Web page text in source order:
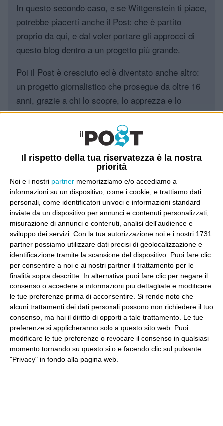
Il rispetto della tua riservatezza è la nostra
priorità
Noi e i nostri partner memorizziamo e/o accediamo a
informazioni su un dispositivo, come i cookie, e trattiamo dati
personali, come identificatori univoci e informazioni standard
inviate da un dispositivo per annunci e contenuti personalizzati,
misurazione di annunci e contenuti, analisi dell'audience e
sviluppo dei servizi. Con la tua autorizzazione noi e i nostri 1731
partner possiamo utilizzare dati precisi di geolocalizzazione e
identificazione tramite la scansione del dispositivo. Puoi fare clic
per consentire a noi e ai nostri partner il trattamento per le
finalità sopra descritte. In alternativa puoi fare clic per negare il
consenso o accedere a informazioni più dettagliate e modificare
le tue preferenze prima di acconsentire. Si rende noto che
alcuni trattamenti dei dati personali possono non richiedere il tuo
consenso, ma hai il diritto di opporti a tale trattamento. Le tue
preferenze si applicheranno solo a questo sito web. Puoi
modificare le tue preferenze o revocare il consenso in qualsiasi
momento tornando su questo sito e facendo clic sul pulsante
"Privacy" in fondo alla pagina web.
In questo secondo caso, e se Wittgenstein ti piace,
potrebbe piacerti anche il Post: che è partito
proprio da qui, e dal voler portare gli approcci di
questo blog dentro a un progetto più grande.
Poi il Post è cresciuto ed è diventato anche altro:
un progetto giornalistico che prosegue da oltre 16
anni, grazie a chi lo scopre, lo apprezza e lo
consiglia in giro.
Leggi il Post, magari ti piace
Luca Sofri Wittgenstein
UN COMMENTO SU “MA BOBBA LO
SA?”
Pingback:YouDem Tv parte con una maldestra "censura"?
| YourGossips
Commenti chiusi
Com’è che il ministro Brunetta
diventò professore
POST SUCCESSIVO